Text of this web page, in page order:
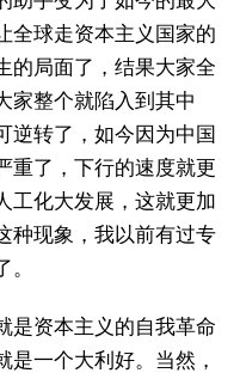
全球走资本主义国家的
的局面了，结果大家全
家整个就陷入到其中
逆转了，如今因为中国
重了，下行的速度就更
工化大发展，这就更加
种现象，我以前有过专
是资本主义的自我革命
是一个大利好。当然，